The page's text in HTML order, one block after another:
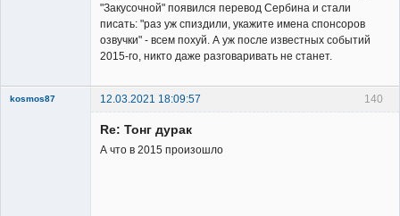
"Закусочной" появился перевод Сербина и стали
писать: "раз уж спиздили, укажите имена спонсоров
озвучки" - всем похуй. А уж после известных событий
2015-го, никто даже разговаривать не станет.
140
kosmos87 12.03.2021 18:09:57
Re: Тонг дурак
А что в 2015 произошло